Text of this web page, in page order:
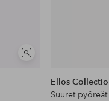
Näytä
Ellos
Suuret